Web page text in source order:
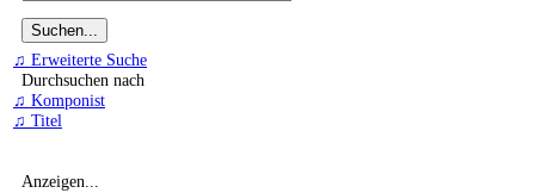
♫ Erweiterte Suche
Durchsuchen nach
♫ Komponist
♫ Titel
Anzeigen...